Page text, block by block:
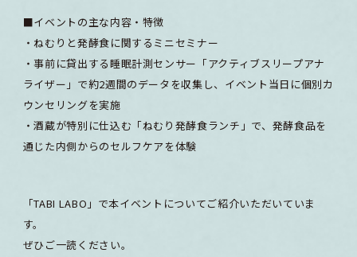
■イベントの主な内容・特徴
・ねむりと発酵食に関するミニセミナー
・事前に貸出する睡眠計測センサー「アクティブスリープアナ
ライザー」で約2週間のデータを収集し、イベント当日に個別カ
ウンセリングを実施
・酒蔵が特別に仕込む「ねむり発酵食ランチ」で、発酵食品を
通じた内側からのセルフケアを体験
「TABI LABO」で本イベントについてご紹介いただいていま
す。
ぜひご一読ください。